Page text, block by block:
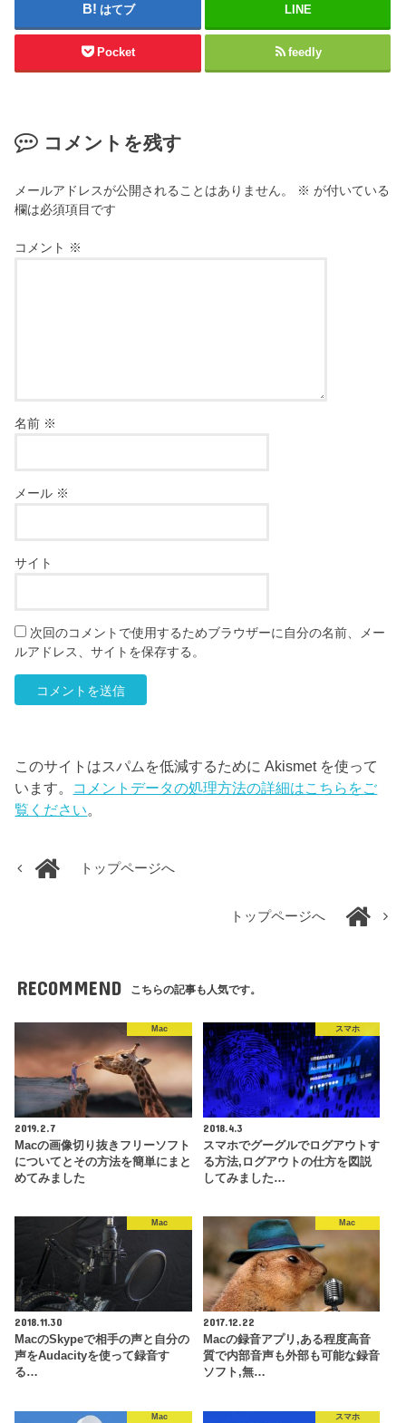
はてブ LINE
Pocket feedly
コメントを残す
メールアドレスが公開されることはありません。 ※ が付いている
欄は必須項目です
コメント ※
名前 ※
メール ※
サイト
次回のコメントで使用するためブラウザーに自分の名前、メー
ルアドレス、サイトを保存する。
このサイトはスパムを低減するために Akismet を使って
います。 コメントデータの処理方法の詳細はこちらをご
覧ください。
トップページへ
トップページへ
RECOMMEND こちらの記事も人気です。
Mac
2019.2.7
Macの画像切り抜きフリーソフト
についてとその方法を簡単にまと
めてみました
スマホ
2018.4.3
スマホでグーグルでログアウトす
る方法,ログアウトの仕方を図説
してみました…
Mac
2018.11.30
MacのSkypeで相手の声と自分の
声をAudacityを使って録音す
る…
Mac
2017.12.22
Macの録音アプリ,ある程度高音
質で内部音声も外部も可能な録音
ソフト,無…
Mac スマホ